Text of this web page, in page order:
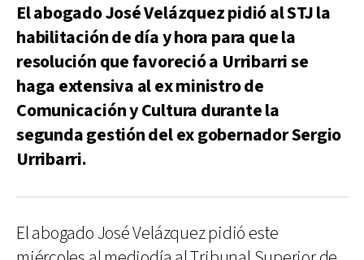
El abogado José Velázquez pidió al STJ la
habilitación de día y hora para que la
resolución que favoreció a Urribarri se
haga extensiva al ex ministro de
Comunicación y Cultura durante la
segunda gestión del ex gobernador Sergio
Urribarri.
El abogado José Velázquez pidió este